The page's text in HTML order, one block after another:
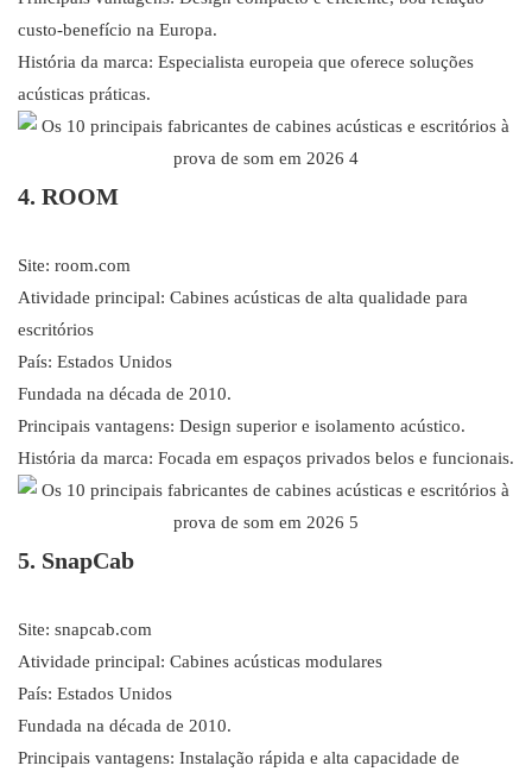
custo-benefício na Europa.
História da marca: Especialista europeia que oferece soluções
acústicas práticas.
4. ROOM
Site: room.com
Atividade principal: Cabines acústicas de alta qualidade para
escritórios
País: Estados Unidos
Fundada na década de 2010.
Principais vantagens: Design superior e isolamento acústico.
História da marca: Focada em espaços privados belos e funcionais.
5. SnapCab
Site: snapcab.com
Atividade principal: Cabines acústicas modulares
País: Estados Unidos
Fundada na década de 2010.
Principais vantagens: Instalação rápida e alta capacidade de